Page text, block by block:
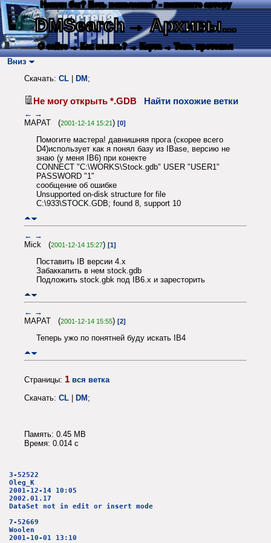
Нашли баг? Есть пожелания? - напишите автору
DMSearch→ Архивы...
О сайте → Как искать? → Карта → Текс. протокол
Вниз
Скачать: CL DM ;
Не могу открыть *.GDB Найти похожие ветки
← →
МАРАТ (2001-12-14 15:21) [0]
Помогите мастера! давнишняя прога (скорее всего
D4)использует как я понял базу из IBase, версию не
знаю (у меня IB6) при конекте
CONNECT "C:\WORKS\Stock.gdb" USER "USER1"
PASSWORD "1"
сообщение об ошибке
Unsupported on-disk structure for file
C:\933\STOCK.GDB; found 8, support 10
← →
Mick (2001-12-14 15:27) [1]
Поставить IB версии 4.x
Забаккапить в нем stock.gdb
Подложить stock.gbk под IB6.x и заресторить
← →
МАРАТ (2001-12-14 15:55) [2]
Теперь ужо по понятней буду искать IB4
Страницы: 1 вся ветка
Скачать: CL | DM;
Память: 0.45 MB
Время: 0.014 c
3-52522
Oleg_K
2001-12-14 10:05
2002.01.17
DataSet not in edit or insert mode
7-52669
Woolen
2001-10-01 13:10